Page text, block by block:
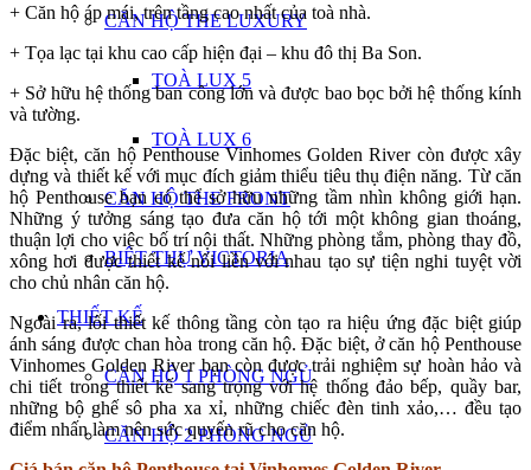
CĂN HỘ THE LUXURY
TOÀ LUX 5
TOÀ LUX 6
CĂN HỘ THE FRONT
BIỆT THỰ VICTORIA
THIẾT KẾ
CĂN HỘ 1 PHÒNG NGỦ
CĂN HỘ 2 PHÒNG NGỦ
+ Căn hộ áp mái, trên tầng cao nhất của toà nhà.
+ Tọa lạc tại khu cao cấp hiện đại – khu đô thị Ba Son.
+ Sở hữu hệ thống ban công lớn và được bao bọc bởi hệ thống kính
và tường.
Đặc biệt, căn hộ Penthouse Vinhomes Golden River còn được xây
dựng và thiết kế với mục đích giảm thiểu tiêu thụ điện năng. Từ căn
hộ Penthouse bạn có thể sở hữu những tầm nhìn không giới hạn.
Những ý tưởng sáng tạo đưa căn hộ tới một không gian thoáng,
thuận lợi cho việc bố trí nội thất. Những phòng tắm, phòng thay đồ,
xông hơi được thiết kế nối liền với nhau tạo sự tiện nghi tuyệt vời
cho chủ nhân căn hộ.
Ngoài ra, lối thiết kế thông tầng còn tạo ra hiệu ứng đặc biệt giúp
ánh sáng được chan hòa trong căn hộ. Đặc biệt, ở căn hộ Penthouse
Vinhomes Golden River bạn còn được trải nghiệm sự hoàn hảo và
chi tiết trong thiết kế sang trọng với hệ thống đảo bếp, quầy bar,
những bộ ghế sô pha xa xỉ, những chiếc đèn tinh xảo,… đều tạo
điểm nhấn làm nên sức quyến rũ cho căn hộ.